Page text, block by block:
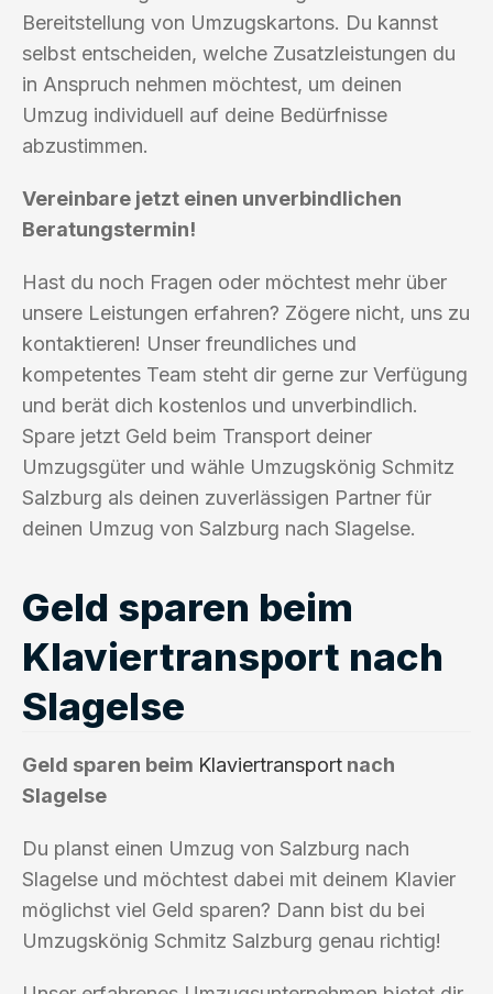
Bereitstellung von Umzugskartons. Du kannst
selbst entscheiden, welche Zusatzleistungen du
in Anspruch nehmen möchtest, um deinen
Umzug individuell auf deine Bedürfnisse
abzustimmen.
Vereinbare jetzt einen unverbindlichen
Beratungstermin!
Hast du noch Fragen oder möchtest mehr über
unsere Leistungen erfahren? Zögere nicht, uns zu
kontaktieren! Unser freundliches und
kompetentes Team steht dir gerne zur Verfügung
und berät dich kostenlos und unverbindlich.
Spare jetzt Geld beim Transport deiner
Umzugsgüter und wähle Umzugskönig Schmitz
Salzburg als deinen zuverlässigen Partner für
deinen Umzug von Salzburg nach Slagelse.
Geld sparen beim
Klaviertransport nach
Slagelse
Geld sparen beim Klaviertransport nach
Slagelse
Du planst einen Umzug von Salzburg nach
Slagelse und möchtest dabei mit deinem Klavier
möglichst viel Geld sparen? Dann bist du bei
Umzugskönig Schmitz Salzburg genau richtig!